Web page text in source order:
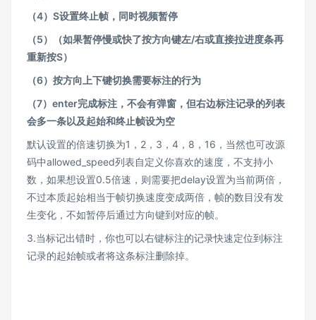
（4）S设置终止帧，同时视频暂停
（5）（如果暂停慢或快了按方向键左/右或直接拉进度条再
重新按S）
（6）按方向上下键切换需要标注的行为
（7）enter完成标注，不会有弹窗，但右边标注记录的列表
会多一条以及起始和终止帧设为空
默认设置的倍速切换为1，2，3，4，8，16，当然也可改源
码中allowed_speed列表自定义你喜欢的速度，不支持小
数，如果想设置0.5倍速，则需要把delay设置为当前两倍，
不过本质起始相当于帧切换速度变成两倍，帧的数目没有发
生变化，不如暂停后通过方向键到对应的帧。
3.当标记出错时，你也可以右键标注的记录快速定位到标注
记录的起始帧或者将这条标注删除掉。